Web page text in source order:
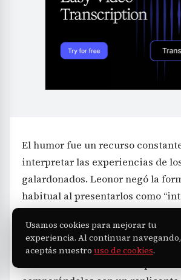
El humor fue un recurso
interpretar las experiencias de
galardonados. Leonor negó la
habitual al presentarlos como
equiparar a los científicos con
populares de las redes sociales.
Usamos cookies para mejorar tu
experiencia. Al continuar navegando,
aceptás nuestro uso de cookies.